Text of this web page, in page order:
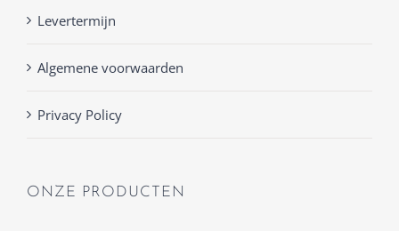
Levertermijn
Algemene voorwaarden
Privacy Policy
ONZE PRODUCTEN